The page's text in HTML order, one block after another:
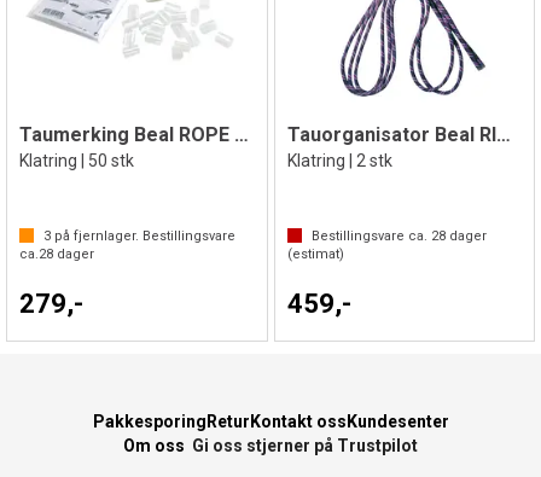
Taumerking Beal ROPE END KIT
Klatring | 50 stk
3 på fjernlager. Bestillingsvare
ca. 28 dager
279,-
Tauorganisator Beal RING'O
Klatring | 2 stk
Bestillingsvare ca. 28dager
(estimat)
459,-
Pakkesporing Retur Kontakt oss Kundesenter
Om oss Gi oss stjerner på Trustpilot